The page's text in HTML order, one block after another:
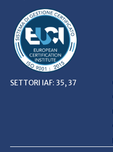
SETTORI IAF: 35, 37